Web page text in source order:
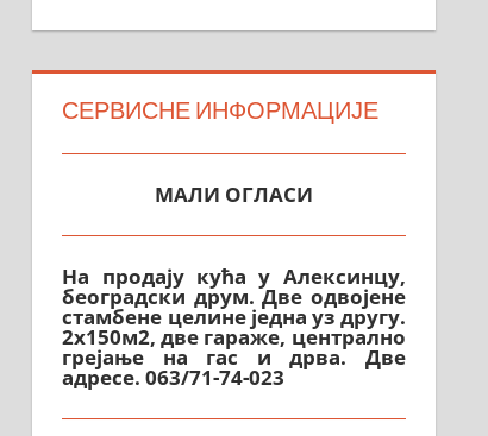
СЕРВИСНЕ ИНФОРМАЦИЈЕ
београдски друм. Две одвојене
стамбене целине једна уз другу.
2х150м2, две гараже, централно
грејање на гас и дрва. Две
адресе. 063/71-74-023